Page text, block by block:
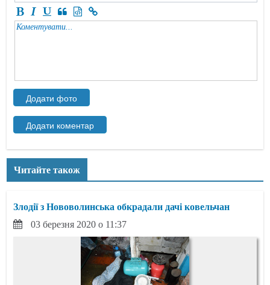
Читайте також
Злодії з Нововолинська обкрадали дачі ковельчан
03 березня 2020 о 11:37